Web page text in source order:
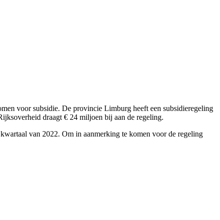
voor subsidie. De provincie Limburg heeft een subsidieregeling
draagt € 24 miljoen bij aan de regeling.
van 2022. Om in aanmerking te komen voor de regeling